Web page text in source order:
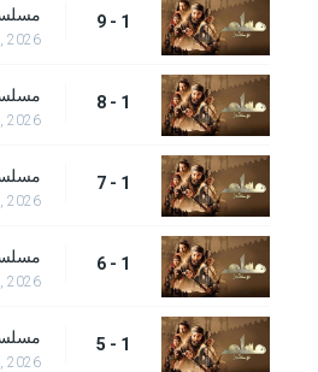
1 - 9
2026
1 - 8
2026
1 - 7
2026
1 - 6
2026
1 - 5
2026